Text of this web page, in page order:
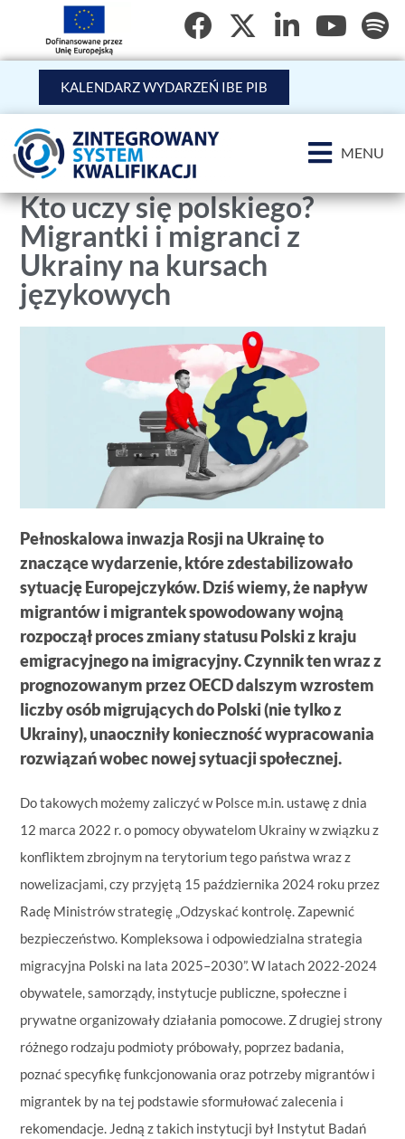
KALENDARZ WYDARZEŃ IBE PIB
MENU
Kto uczy się polskiego?
Migrantki i migranci z
Ukrainy na kursach
językowych
Pełnoskalowa inwazja Rosji na Ukrainę to
znaczące wydarzenie, które zdestabilizowało
sytuację Europejczyków. Dziś wiemy, że napływ
migrantów i migrantek spowodowany wojną
rozpoczął proces zmiany statusu Polski z kraju
emigracyjnego na imigracyjny. Czynnik ten wraz z
prognozowanym przez OECD dalszym wzrostem
liczby osób migrujących do Polski (nie tylko z
Ukrainy), unaoczniły konieczność wypracowania
rozwiązań wobec nowej sytuacji społecznej.
Do takowych możemy zaliczyć w Polsce m.in. ustawę z dnia
12 marca 2022 r.o pomocy obywatelom Ukrainy w związku z
konfliktem zbrojnym na terytorium tego państwa wraz z
nowelizacjami,czy przyjętą 15 października 2024 roku przez
Radę Ministrów strategię „Odzyskać kontrolę. Zapewnić
bezpieczeństwo. Kompleksowa i odpowiedzialna strategia
migracyjna Polski na lata 2025–2030”. W latach 2022-2024
obywatele, samorządy, instytucje publiczne, społeczne i
prywatne organizowały działania pomocowe. Z drugiej strony
różnego rodzaju podmioty próbowały, poprzez badania,
poznać specyfikę funkcjonowania oraz potrzeby migrantów i
migrantek by na tej podstawie sformułować zalecenia i
rekomendacje. Jedną z takich instytucji był Instytut Badań